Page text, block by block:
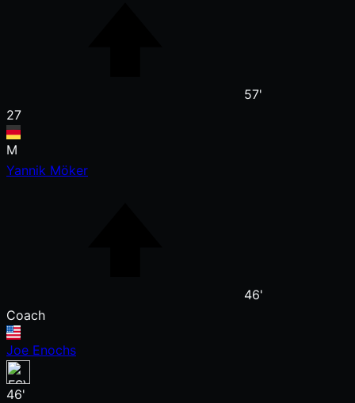
57'
27
M
Yannik Möker
46'
Coach
Joe Enochs
46'